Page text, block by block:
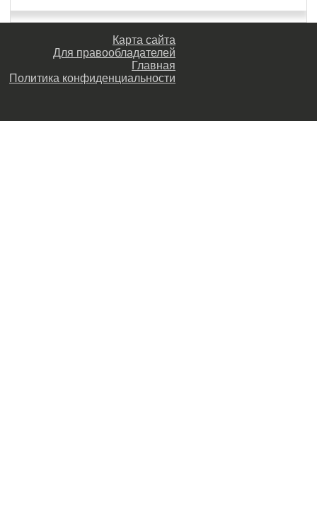
Карта сайта
Для правообладателей
Главная
Политика конфиденциальности